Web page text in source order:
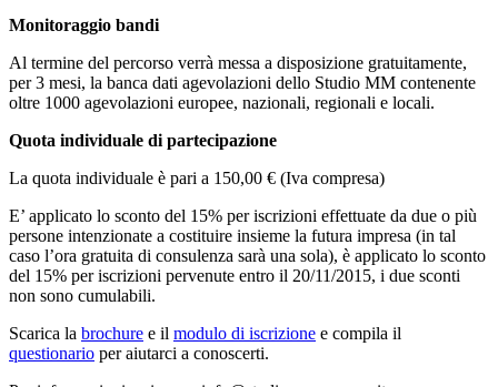
Monitoraggio bandi
Al termine del percorso verrà messa a disposizione gratuitamente,
per 3 mesi, la banca dati agevolazioni dello Studio MM contenente
oltre 1000 agevolazioni europee, nazionali, regionali e locali.
Quota individuale di partecipazione
La quota individuale è pari a 150,00 € (Iva compresa)
E’ applicato lo sconto del 15% per iscrizioni effettuate da due o più
persone intenzionate a costituire insieme la futura impresa (in tal
caso l’ora gratuita di consulenza sarà una sola), è applicato lo sconto
del 15% per iscrizioni pervenute entro il 20/11/2015, i due sconti
non sono cumulabili.
Scarica la brochure e il modulo di iscrizione e compila il
questionario per aiutarci a conoscerti.